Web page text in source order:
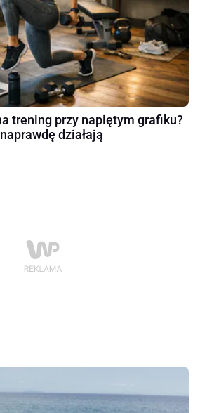
trening przy napiętym grafiku?
działają